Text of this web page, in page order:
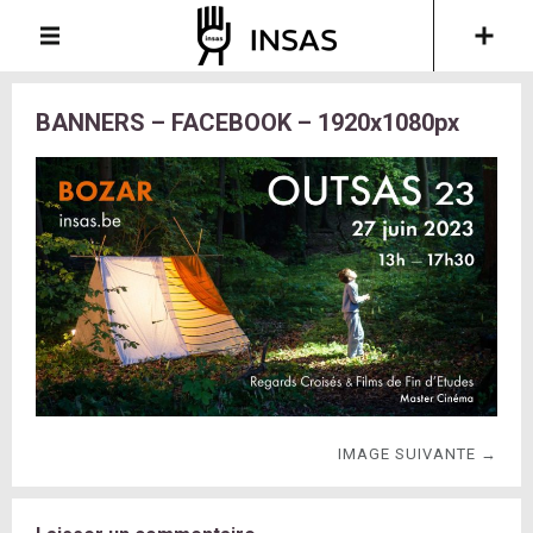
BANNERS – FACEBOOK – 1920x1080px
IMAGE SUIVANTE →